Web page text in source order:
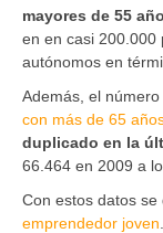
mayores de 55
en en casi 200.000
autónomos en
Además, el
con más de 65
duplicado en la
66.464 en 2009 a
Con estos datos
emprendedor joven